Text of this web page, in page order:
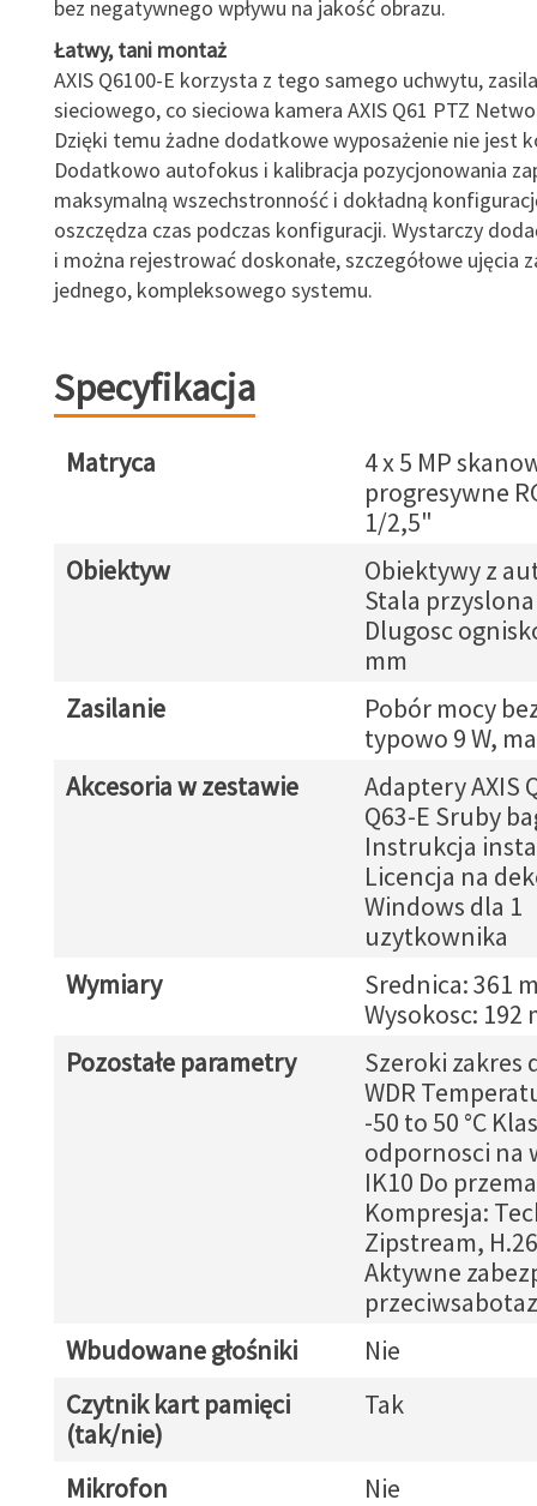
bez negatywnego wpływu na jakość obrazu.
Łatwy, tani montaż
AXIS Q6100-E korzysta z tego samego uchwytu,
sieciowego, co sieciowa kamera AXIS Q61 PTZ
Dzięki temu żadne dodatkowe wyposażenie nie jest
Dodatkowo autofokus i kalibracja pozycjonowania
maksymalną wszechstronność i dokładną
oszczędza czas podczas konfiguracji. Wystarczy
i można rejestrować doskonałe, szczegółowe ujęcia
jednego, kompleksowego systemu.
Specyfikacja
Matryca
4 x 5 MP
progresywne
1/2,5"
Obiektyw
Obiektywy z
Stala przyslona
Dlugosc
mm
Zasilanie
Pobór mocy
typowo 9 W,
Akcesoria w zestawie
Adaptery AXIS
Q63-E Sruby
Instrukcja
Licencja na
Windows dla 1
uzytkownika
Wymiary
Srednica: 361
Wysokosc: 192
Pozostałe parametry
Szeroki zakres
WDR
-50 to 50 °C
odpornosci na
IK10 Do
Kompresja:
Zipstream,
Aktywne
Wbudowane głośniki
Nie
Czytnik kart pamięci
(tak/nie)
Tak
Mikrofon
Nie